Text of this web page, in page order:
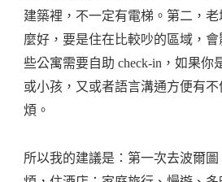
建築裡，不一定有電梯。第二，
麼好，要是住在比較吵的區域，
些公寓需要自助 check-in，如果你
或小孩，又或者語言溝通方便有
煩。
所以我的建議是：第一次去波爾